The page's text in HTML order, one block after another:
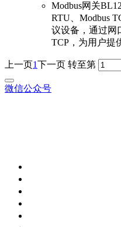
Modbus网关
RTU、Modbus
议设备，通过网
TCP，为用户提
上一页1下一页 转至第
微信公众号